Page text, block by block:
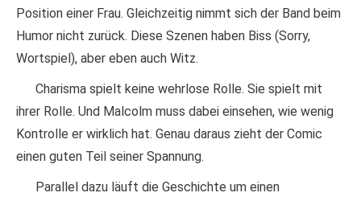
Position einer Frau. Gleichzeitig nimmt sich der Band beim
Humor nicht zurück. Diese Szenen haben Biss (Sorry,
Wortspiel), aber eben auch Witz.
Charisma spielt keine wehrlose Rolle. Sie spielt mit
ihrer Rolle. Und Malcolm muss dabei einsehen, wie wenig
Kontrolle er wirklich hat. Genau daraus zieht der Comic
einen guten Teil seiner Spannung.
Parallel dazu läuft die Geschichte um einen